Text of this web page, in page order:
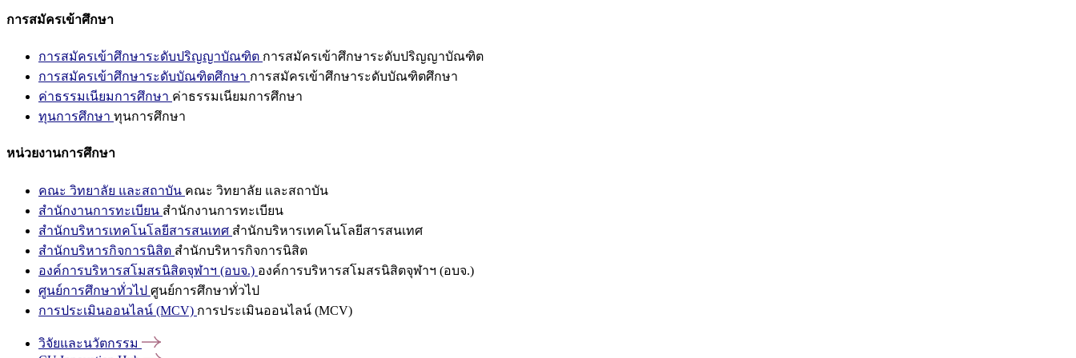
การสมัครเข้าศึกษา
การสมัครเข้าศึกษาระดับปริญญาบัณฑิต การสมัครเข้าศึกษาระดับปริญญาบัณฑิต
การสมัครเข้าศึกษาระดับบัณฑิตศึกษา การสมัครเข้าศึกษาระดับบัณฑิตศึกษา
ค่าธรรมเนียมการศึกษา ค่าธรรมเนียมการศึกษา
ทุนการศึกษา ทุนการศึกษา
หน่วยงานการศึกษา
คณะ วิทยาลัย และสถาบัน คณะ วิทยาลัย และสถาบัน
สำนักงานการทะเบียน สำนักงานการทะเบียน
สำนักบริหารเทคโนโลยีสารสนเทศ สำนักบริหารเทคโนโลยีสารสนเทศ
สำนักบริหารกิจการนิสิต สำนักบริหารกิจการนิสิต
องค์การบริหารสโมสรนิสิตจุฬาฯ (อบจ.) องค์การบริหารสโมสรนิสิตจุฬาฯ (อบจ.)
ศูนย์การศึกษาทั่วไป ศูนย์การศึกษาทั่วไป
การประเมินออนไลน์ (MCV) การประเมินออนไลน์ (MCV)
วิจัยและนวัตกรรม